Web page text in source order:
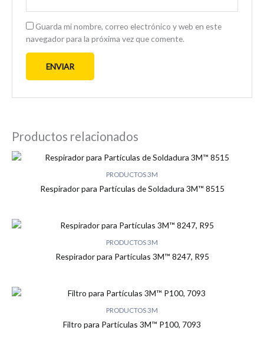
Guarda mi nombre, correo electrónico y web en este
navegador para la próxima vez que comente.
Productos relacionados
PRODUCTOS 3M
Respirador para Partículas de Soldadura 3M™ 8515
PRODUCTOS 3M
Respirador para Partículas 3M™ 8247, R95
PRODUCTOS 3M
Filtro para Partículas 3M™ P100, 7093